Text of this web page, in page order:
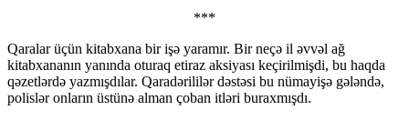
***
Qaralar üçün kitabxana bir işə yaramır. Bir neçə il əvvəl ağ
kitabxananın yanında oturaq etiraz aksiyası keçirilmişdi, bu haqda
qəzetlərdə yazmışdılar. Qaradərililər dəstəsi bu nümayişə gələndə,
polislər onların üstünə alman çoban itləri buraxmışdı.